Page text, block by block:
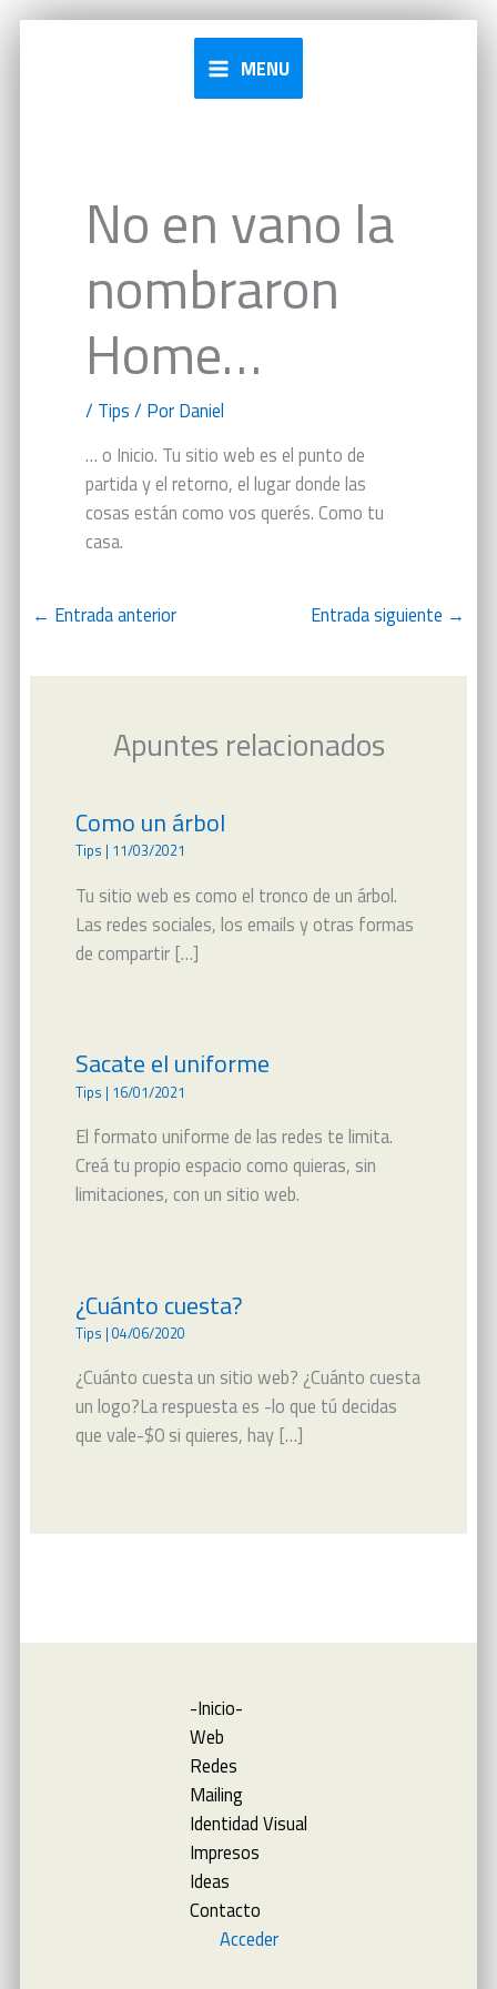
MENU
No en vano la
nombraron
Home…
/ Tips / Por Daniel
… o Inicio. Tu sitio web es el punto de
partida y el retorno, el lugar donde las
cosas están como vos querés. Como tu
casa.
← Entrada anterior Entrada siguiente →
Apuntes relacionados
Como un árbol
Tips | 11/03/2021
Tu sitio web es como el tronco de un árbol.
Las redes sociales, los emails y otras formas
de compartir […]
Sacate el uniforme
Tips | 16/01/2021
El formato uniforme de las redes te limita.
Creá tu propio espacio como quieras, sin
limitaciones, con un sitio web.
¿Cuánto cuesta?
Tips | 04/06/2020
¿Cuánto cuesta un sitio web? ¿Cuánto cuesta
un logo?La respuesta es -lo que tú decidas
que vale-$0 si quieres, hay […]
-Inicio-
Web
Redes
Mailing
Identidad Visual
Impresos
Ideas
Contacto
Acceder